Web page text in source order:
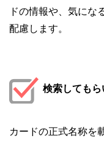
ドの情報や、気にな
配慮します。
検索しても
カードの正式名称を